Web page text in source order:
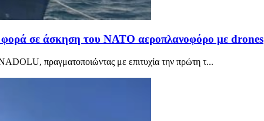
σε άσκηση του ΝΑΤΟ αεροπλανοφόρο με drones
πραγματοποιώντας με επιτυχία την πρώτη τ...